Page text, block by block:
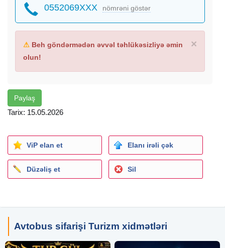
0552069XXX nömrəni göstər
×
⚠ Beh göndərmədən əvvəl təhlükəsizliyə əmin
olun!
Paylaş
Tarix: 15.05.2026
ViP elan et Elanı irəli çək
Düzəliş et Sil
Avtobus sifarişi Turizm xidmətləri